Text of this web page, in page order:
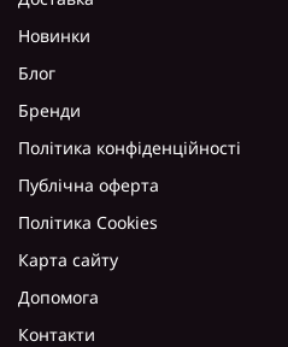
Новинки
Блог
Бренди
Політика конфіденційності
Публічна оферта
Політика Cookies
Карта сайту
Допомога
Контакти